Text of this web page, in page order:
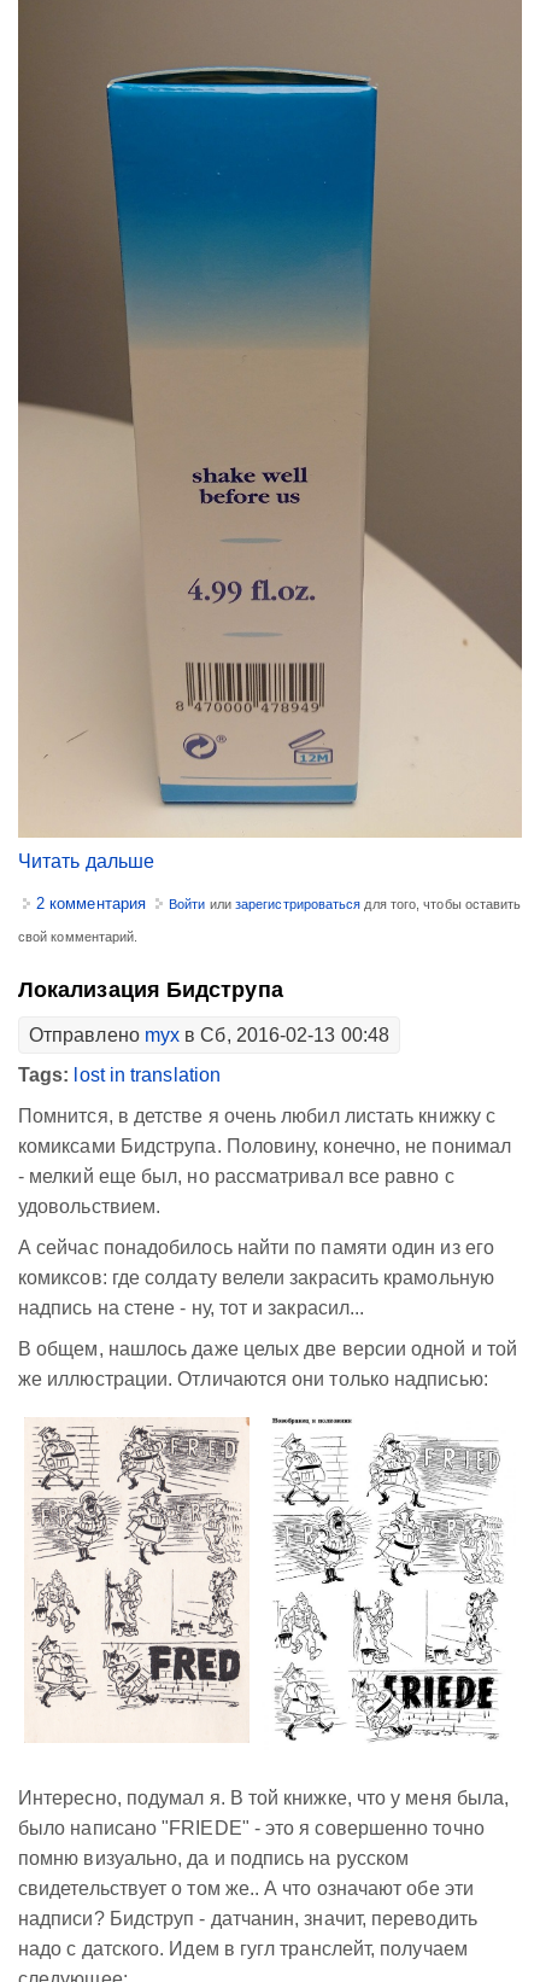
Читать дальше
2 комментария Войти или зарегистрироваться для того, чтобы оставить
свой комментарий.
Локализация Бидструпа
Отправлено myx в Сб, 2016-02-13 00:48
Tags: lost in translation
Помнится, в детстве я очень любил листать книжку с
комиксами Бидструпа. Половину, конечно, не понимал
- мелкий еще был, но рассматривал все равно с
удовольствием.
А сейчас понадобилось найти по памяти один из его
комиксов: где солдату велели закрасить крамольную
надпись на стене - ну, тот и закрасил...
В общем, нашлось даже целых две версии одной и той
же иллюстрации. Отличаются они только надписью:
Интересно, подумал я. В той книжке, что у меня была,
было написано "FRIEDE" - это я совершенно точно
помню визуально, да и подпись на русском
свидетельствует о том же.. А что означают обе эти
надписи? Бидструп - датчанин, значит, переводить
надо с датского. Идем в гугл транслейт, получаем